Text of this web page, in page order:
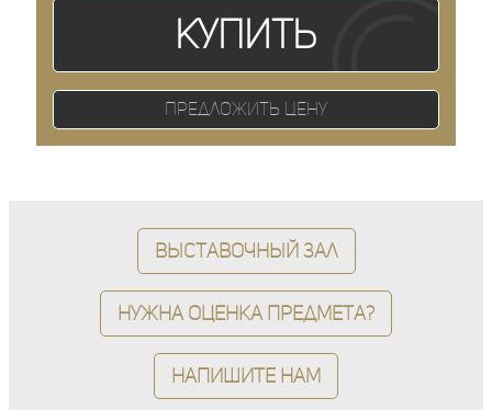
Купить
Предложить цену
Выставочный зал
Нужна оценка предмета?
Напишите нам